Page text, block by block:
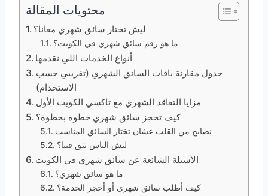
محتويات المقالة
ليش تختار سائق شهري معانا؟
ما هو رقم سائق شهري في الكويت؟
أنواع الخدمات اللي نقدمها
جدول مقارنة باقات السائق الشهري (تقريبي حسب
الاستخدام)
مزايا التعاقد الشهري مع تاكسي الكويت الأول
كيف تحجز سائق شهري خطوة بخطوة؟
نصايح من القلب عشان تختار السائق المناسب
ليش الناس تثق فينا؟
الأسئلة الشائعة عن سائق شهري في الكويت
ما هو سائق شهري؟
كيف أطلب سائق شهري أو أحجز الخدمة؟